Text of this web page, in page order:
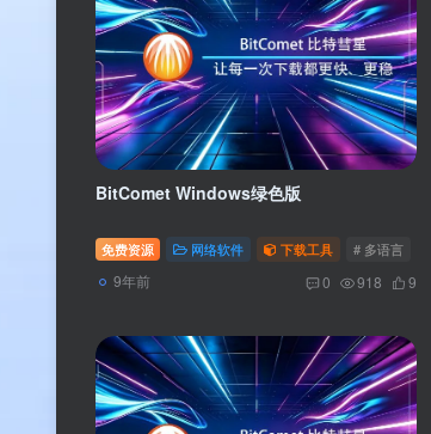
BitComet Windows绿色版
免费资源 网络软件 下载工具 # 多语言
9年前 0 918 9